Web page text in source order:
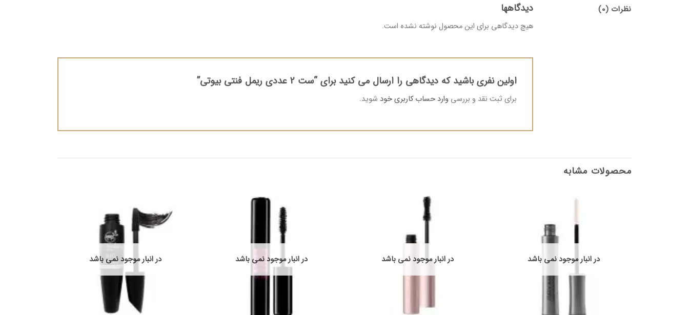
نظرات (0) دیدگاهها
هیچ دیدگاهی برای این محصول نوشته نشده است.
اولین نفری باشید که دیدگاهی را ارسال می کنید برای “ست 2 عددی ریمل فنتی بیوتی”
برای ثبت نقد و بررسی وارد حساب کاربری خود شوید.
محصولات مشابه
در انبار موجود نمی باشد در انبار موجود نمی باشد در انبار موجود نمی باشد در انبار موجود نمی باشد